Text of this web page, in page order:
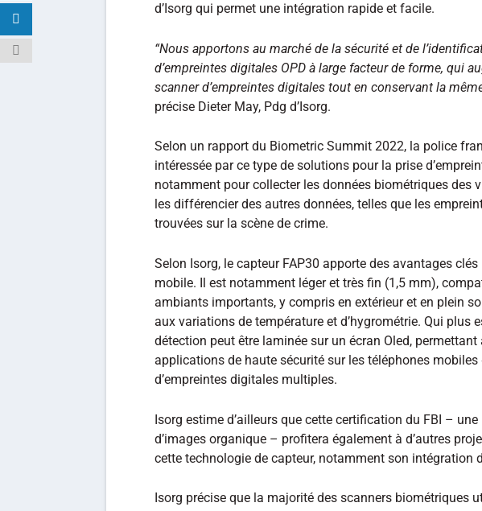
d’Isorg qui permet une intégration rapide et facile.
“Nous apportons au marché de la sécurité et de
d’empreintes digitales OPD à large facteur de forme, qui
scanner d’empreintes digitales tout en conservant la
précise Dieter May, Pdg d’Isorg.
Selon un rapport du Biometric Summit 2022, la police
intéressée par ce type de solutions pour la prise
notamment pour collecter les données biométriques des
les différencier des autres données, telles que les
trouvées sur la scène de crime.
Selon Isorg, le capteur FAP30 apporte des avantages
mobile. Il est notamment léger et très fin (1,5 mm),
ambiants importants, y compris en extérieur et en plein
aux variations de température et d’hygrométrie. Qui plus
détection peut être laminée sur un écran Oled,
applications de haute sécurité sur les téléphones
d’empreintes digitales multiples.
Isorg estime d’ailleurs que cette certification du FBI –
d’images organique – profitera également à d’autres
cette technologie de capteur, notamment son intégration
Isorg précise que la majorité des scanners biométriques